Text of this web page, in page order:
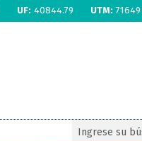
UF: 40844.79 UTM: 71649